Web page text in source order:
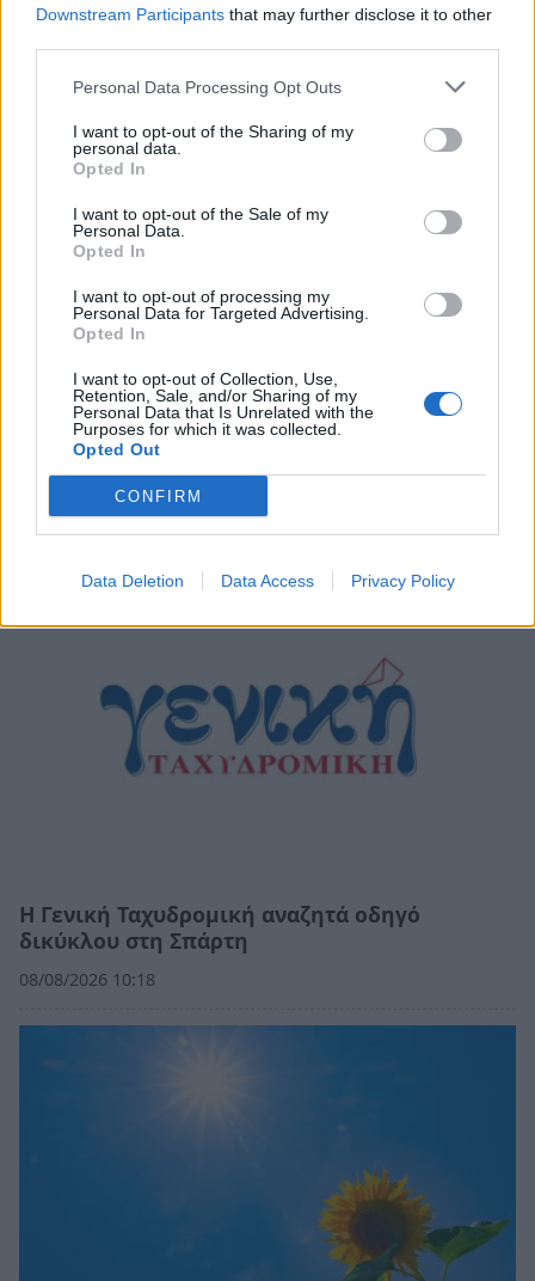
Downstream Participants that may further disclose it to other
Personal Data Processing Opt Outs
I want to opt-out of the Sharing of my
personal data.
Opted In
I want to opt-out of the Sale of my
Personal Data.
Opted In
I want to opt-out of processing my
Personal Data for Targeted Advertising.
Opted In
I want to opt-out of Collection, Use,
Retention, Sale, and/or Sharing of my
Personal Data that Is Unrelated with the
Purposes for which it was collected.
Opted Out
CONFIRM
Data Deletion Data Access Privacy Policy
Σχετικά Άρθρα
Η Γενική Ταχυδρομική αναζητά οδηγό
δικύκλου στη Σπάρτη
08/08/2026 10:18